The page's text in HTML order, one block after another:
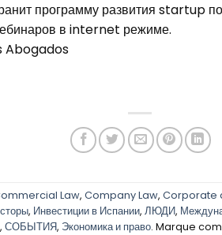
программу развития startup
в internet режиме.
Abogados
Law, Company Law, Corporate
, Инвестиции в Испании,ЛЮДИ,
,СОБЫТИЯ, Экономика и право. Marque